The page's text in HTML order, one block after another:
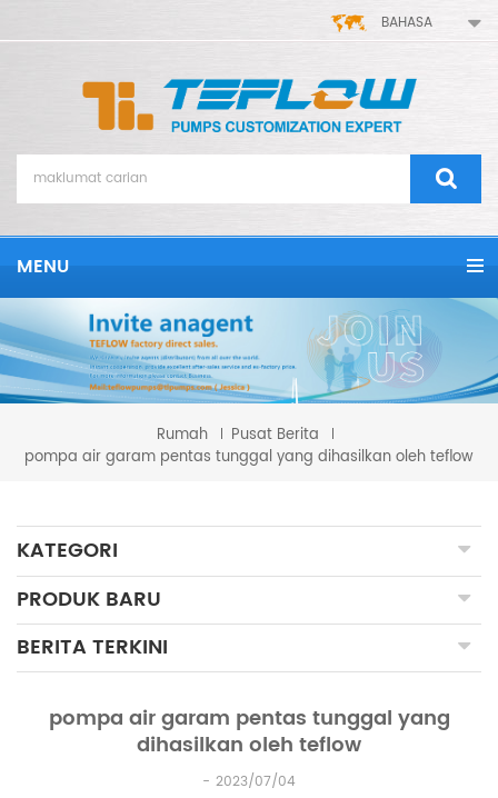
BAHASA
MENU
Rumah
Pusat Berita
pompa air garam pentas tunggal yang dihasilkan oleh teflow
KATEGORI
PRODUK BARU
BERITA TERKINI
pompa air garam pentas tunggal yang
dihasilkan oleh teflow
2023/07/04